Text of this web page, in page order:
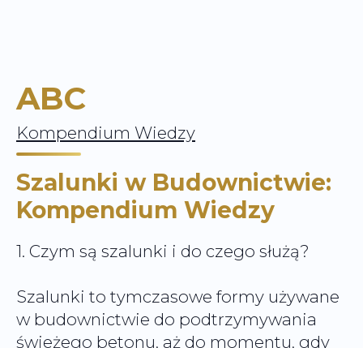
ABC
Kompendium Wiedzy
Szalunki w Budownictwie:
Kompendium Wiedzy
1. Czym są szalunki i do czego służą?
Szalunki to tymczasowe formy używane
w budownictwie do podtrzymywania
świeżego betonu, aż do momentu, gdy